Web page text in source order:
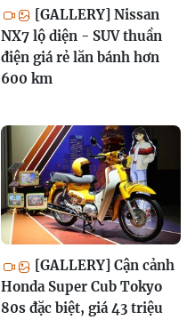
[GALLERY] Nissan
NX7 lộ diện - SUV thuần
điện giá rẻ lăn bánh hơn
600 km
[GALLERY] Cận cảnh
Honda Super Cub Tokyo
80s đặc biệt, giá 43 triệu